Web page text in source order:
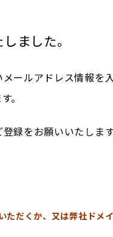
ました。
ールアドレス情報を
。
録をお願いいたします
だくか、又は弊社ドメ